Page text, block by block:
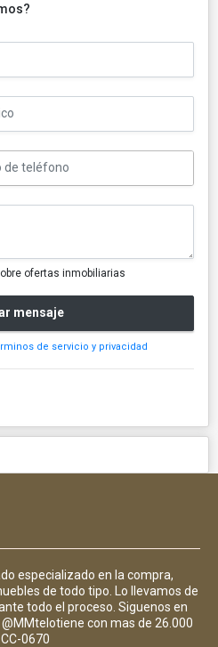
ofertas inmobiliarias
mensaje
de servicio y privacidad
especializado en la compra,
de todo tipo. Lo llevamos de
todo el proceso. Siguenos en
con mas de 26.000
0670